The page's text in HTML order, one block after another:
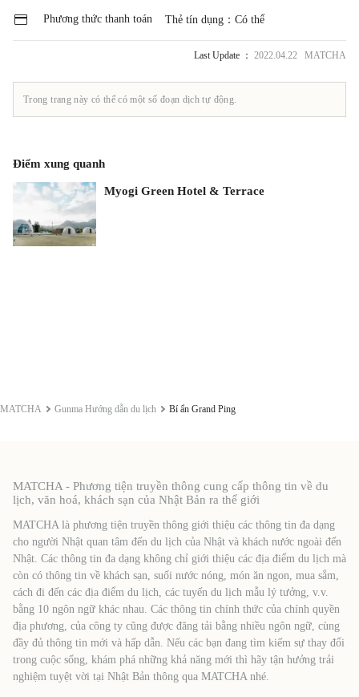
Phương thức thanh toán Thẻ tín dụng：Có thể
Last Update ： 2022.04.22 MATCHA
Trong trang này có thể có một số đoạn dịch tự động.
Điểm xung quanh
Myogi Green Hotel & Terrace
MATCHA Gunma Hướng dẫn du lịch Bí ẩn Grand Ping
MATCHA - Phương tiện truyền thông cung cấp thông tin về du
lịch, văn hoá, khách sạn của Nhật Bản ra thế giới
MATCHA là phương tiện truyền thông giới thiệu các thông tin đa dạng
cho người Nhật quan tâm đến du lịch của Nhật và khách nước ngoài đến
Nhật. Các thông tin đa dạng không chỉ giới thiệu các địa điểm du lịch mà
còn có thông tin về khách sạn, suối nước nóng, món ăn ngon, mua sắm,
cách đi đến các địa điểm du lịch, các tuyến du lịch mẫu lý tưởng, v.v.
bằng 10 ngôn ngữ khác nhau. Các thông tin chính thức của chính quyền
địa phương, của công ty cũng được đăng tải bằng nhiều ngôn ngữ, cùng
đầy đủ thông tin mới và hấp dẫn. Nếu các bạn đang tìm kiếm sự thay đổi
trong cuộc sống, khám phá những khả năng mới thì hãy tận hưởng trải
nghiệm tuyệt vời tại Nhật Bản thông qua MATCHA nhé.